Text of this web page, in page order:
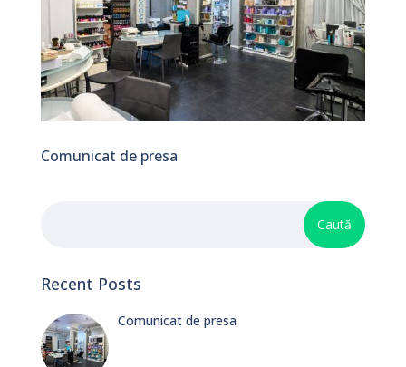
Comunicat de presa
Recent Posts
Comunicat de presa